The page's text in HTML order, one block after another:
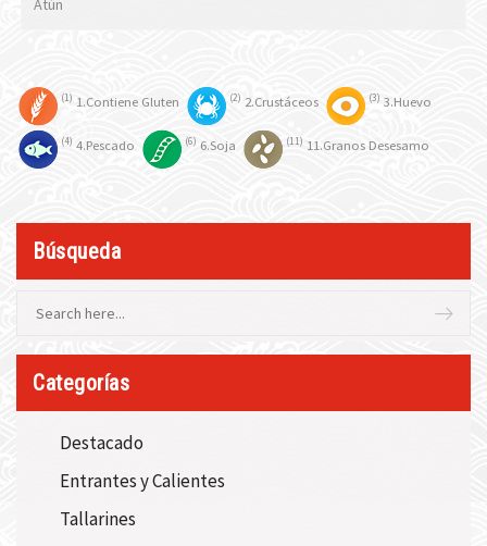
Atún
1 1.Contiene Gluten 2 2.Crustáceos 3 3.Huevo
4 4.Pescado 6 6.Soja 11 11.Granos Desesamo
Búsqueda
Categorías
Destacado
Entrantes y Calientes
Tallarines